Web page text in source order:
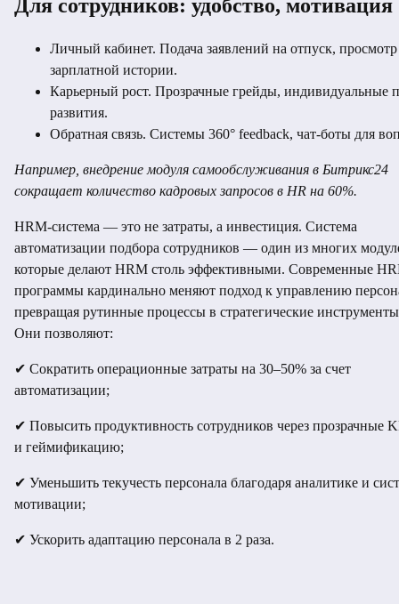
Для сотрудников: удобство, мотивация
Личный кабинет. Подача заявлений на отпуск, просмотр
зарплатной истории.
Карьерный рост. Прозрачные грейды, индивидуальные
развития.
Обратная связь. Системы 360° feedback, чат-боты для
Например, внедрение модуля самообслуживания в Битрикс24
сокращает количество кадровых запросов в HR на 60%.
HRM-система — это не затраты, а инвестиция. Система
автоматизации подбора сотрудников — один из многих
которые делают HRM столь эффективными. Современные
программы кардинально меняют подход к управлению
превращая рутинные процессы в стратегические
Они позволяют:
✔ Сократить операционные затраты на 30–50% за счет
автоматизации;
✔ Повысить продуктивность сотрудников через прозрачные
и геймификацию;
✔ Уменьшить текучесть персонала благодаря аналитике и
мотивации;
✔ Ускорить адаптацию персонала в 2 раза.